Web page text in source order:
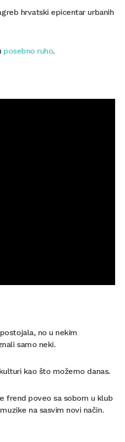
hrvatski epicentar urbanih
posebno ruho.
no u nekim
samo neki.
kao što možemo danas.
frend poveo sa sobom u klub
na sasvim novi način.